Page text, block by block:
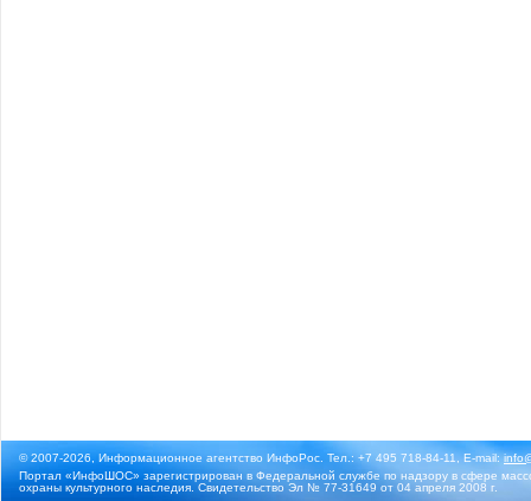
© 2007-2026, Информационное агентство ИнфоРос. Тел.: +7 495 718-84-11, E-mail:
Портал «ИнфоШОС» зарегистрирован в Федеральной службе по надзору в сфере
охраны культурного наследия. Свидетельство Эл № 77-31649 от 04 апреля 2008 г.